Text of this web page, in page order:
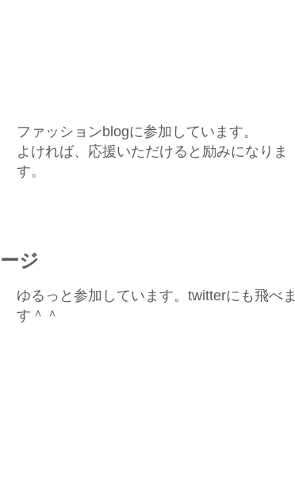
ファッションblogに参加しています。
よければ、応援いただけると励みになりま
す。
ジ
ゆるっと参加しています。twitterにも飛べま
す＾＾